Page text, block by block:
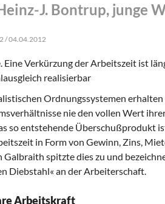
J. Bontrup, junge
/ 04.04.2012
Eine Verkürzung der Arbeitszeit ist
realisierbar
Ordnungssystemen
nie den vollen Wert
so entstehende Überschußprodukt
in Form von Gewinn, Zins,
Galbraith spitzte dies zu und
Diebstahl« an der Arbeiterschaft.
Arbeitskraft